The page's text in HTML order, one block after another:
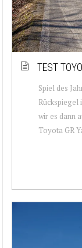
TEST
Spiel des
Rückspiegel
wir es dann
Toyota GR